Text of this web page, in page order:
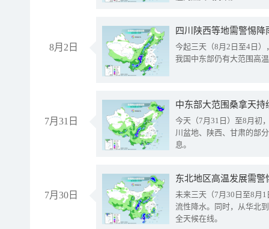
8月2日
今起三天（8月2日至4日
我国中东部仍有大范围高
7月31日
中东部大范围桑拿天
今天（7月31日）至8月初
川盆地、陕西、甘肃的部
息。
7月30日
东北地区高温发展需
未来三天（7月30日至8月
流性降水。同时，从华北
全天候在线。